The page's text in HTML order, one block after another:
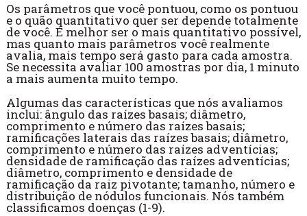
Os parâmetros que você pontuou, como os pontuou
e o quão quantitativo quer ser depende totalmente
de você. É melhor ser o mais quantitativo possível,
mas quanto mais parâmetros você realmente
avalia, mais tempo será gasto para cada amostra.
Se necessita avaliar 100 amostras por dia, 1 minuto
a mais aumenta muito tempo.
Algumas das características que nós avaliamos
inclui: ângulo das raízes basais; diâmetro,
comprimento e número das raízes basais;
ramificações laterais das raízes basais; diâmetro,
comprimento e número das raízes adventícias;
densidade de ramificação das raízes adventícias;
diâmetro, comprimento e densidade de
ramificação da raiz pivotante; tamanho, número e
distribuição de nódulos funcionais. Nós também
classificamos doenças (1-9).